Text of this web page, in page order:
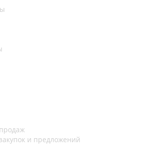
и предложений